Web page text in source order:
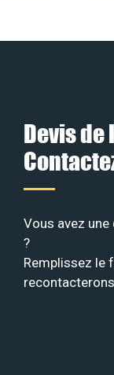
Devis de
Vous avez
?
Remplissez le